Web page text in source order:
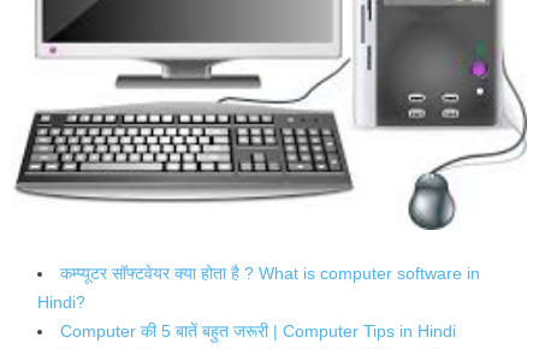
कम्प्यूटर सॉफ्टवेयर क्या होता है ? What is computer software in
Hindi?
Computer की 5 बातें बहुत जरूरी | Computer Tips in Hindi